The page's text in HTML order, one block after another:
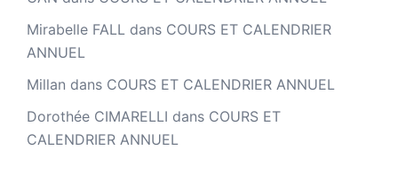
Mirabelle FALL dans COURS ET CALENDRIER
ANNUEL
Millan dans COURS ET CALENDRIER ANNUEL
Dorothée CIMARELLI dans COURS ET
CALENDRIER ANNUEL